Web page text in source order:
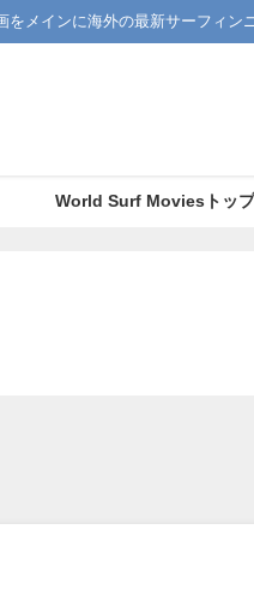
をメインに海外の最新サーフィン
World Surf Moviesトップ